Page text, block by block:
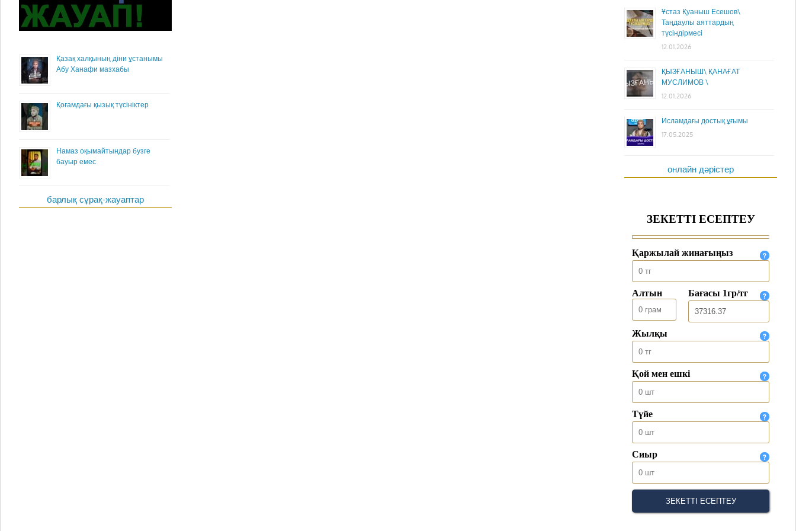
Қазақ халқының діни ұстанымы
Абу Ханафи мазхабы
Қоғамдағы қызық түсініктер
Намаз оқымайтындар бузге
бауыр емес
барлық сұрақ-жауаптар
Ұстаз Қуаныш Есешов\
Таңдаулы аяттардың
түсіндірмесі
12.01.2026
ҚЫЗҒАНЫШ\ ҚАНАҒАТ
МУСЛИМОВ \
12.01.2026
Исламдағы достық ұғымы
17.05.2025
онлайн дәрістер